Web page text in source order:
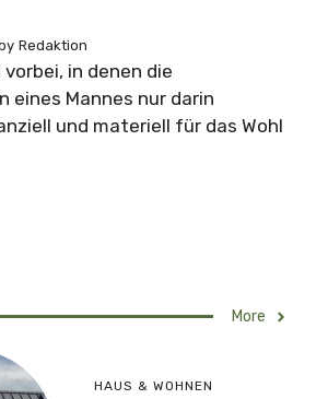
Redaktion
in denen die
eines Mannes nur darin
und materiell für das Wohl
More
HAUS & WOHNEN